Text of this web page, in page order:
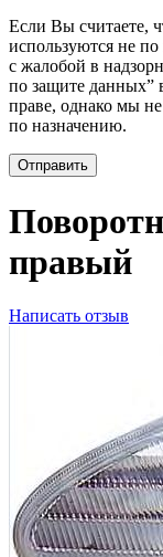
Если Вы считаете,
используются не
с жалобой в
по защите
праве, однако мы
по назначению.
Отправить
правый
Написать отзыв